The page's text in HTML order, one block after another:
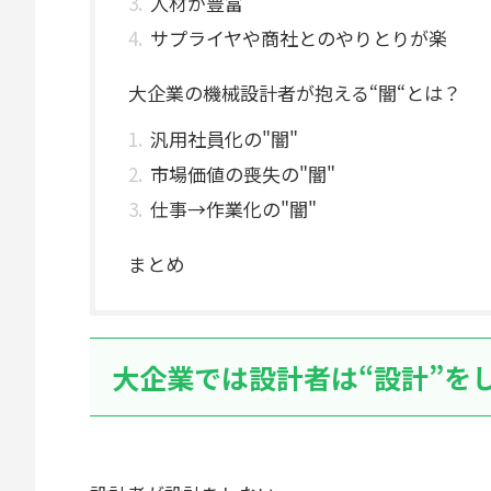
サプライヤや商社とのやりとりが楽
大企業の機械設計者が抱える“闇“とは？
汎用社員化の"闇"
市場価値の喪失の"闇"
仕事→作業化の"闇"
まとめ
大企業では設計者は“設計”を